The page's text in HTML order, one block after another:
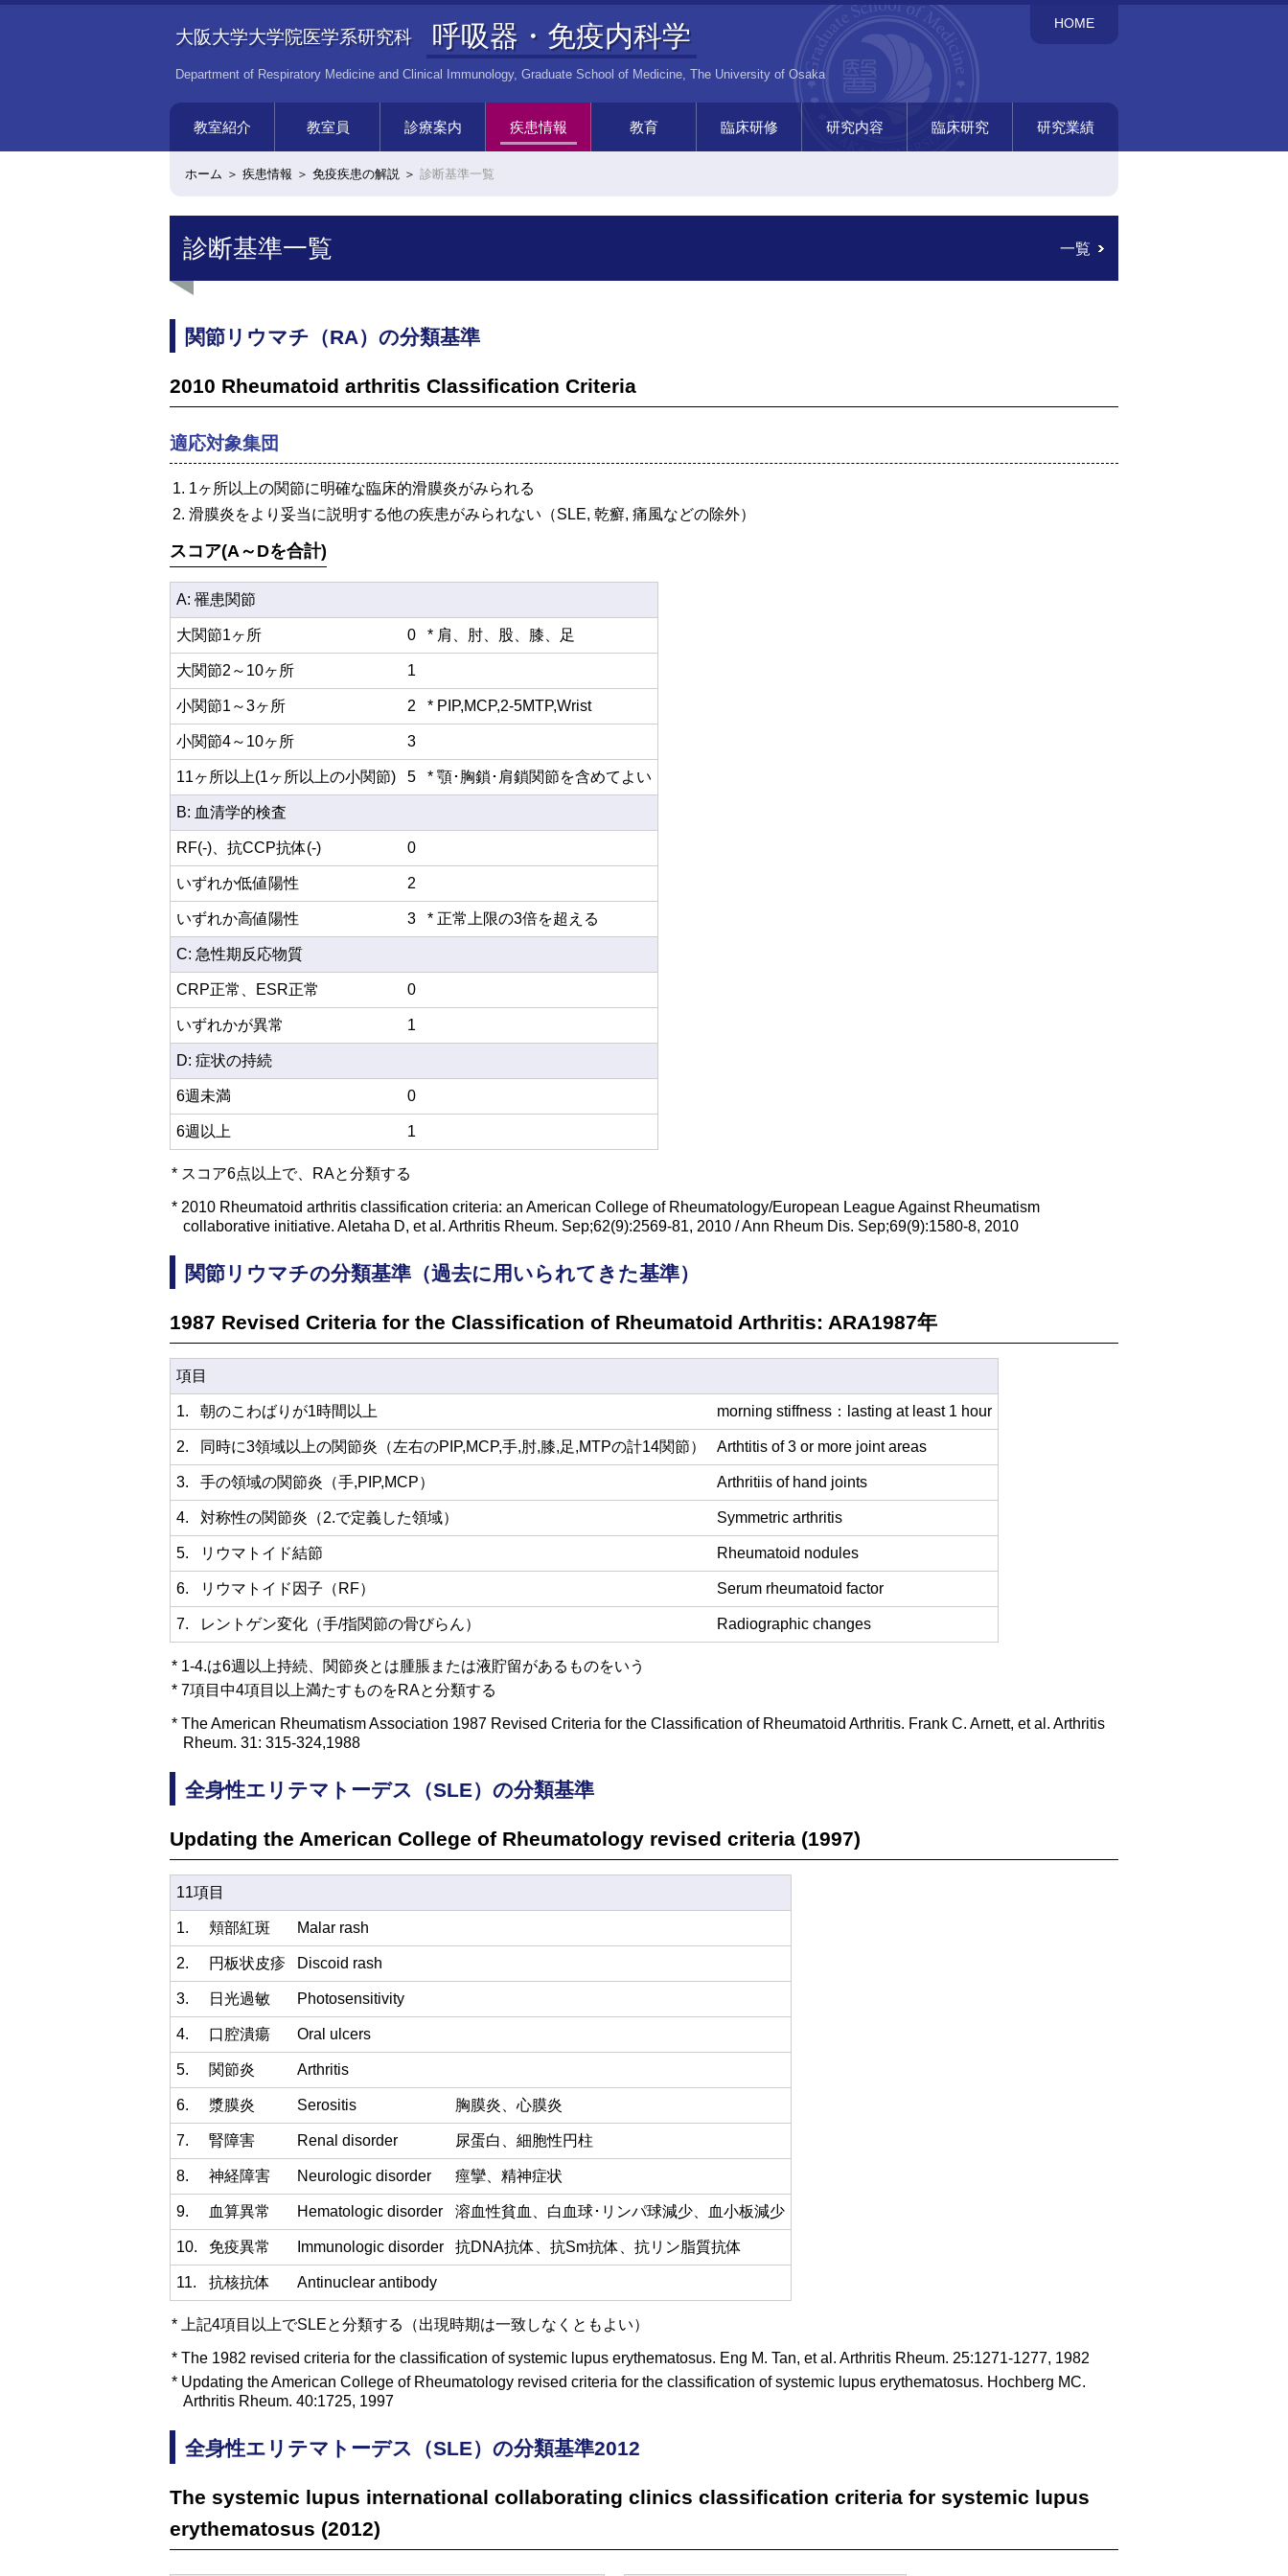
大阪大学大学院医学系研究科 呼吸器・免疫内科学
Department of Respiratory Medicine and Clinical Immunology, Graduate School of Medicine, The University of Osaka
HOME
教室紹介
教授挨拶
教室連絡先・沿革
歴代教授
関連 共同研究講座・寄附
教室関連病院
同窓会
教室員
呼吸器内科
免疫内科
診療案内
呼吸器内科
免疫内科
癌免疫研究室
疾患情報 教育 臨床研修 研究内容 臨床研究 研究業績
ホーム 疾患情報 免疫疾患の解説 診断基準一覧
診断基準一覧 一覧
関節リウマチ（RA）の分類基準
2010 Rheumatoid arthritis Classification Criteria
適応対象集団
1ヶ所以上の関節に明確な臨床的滑膜炎がみられる
滑膜炎をより妥当に説明する他の疾患がみられない（SLE, 乾癬, 痛風などの除外）
スコア(A～Dを合計)
A: 罹患関節
大関節1ヶ所 0 * 肩、肘、股、膝、足
大関節2～10ヶ所 1
小関節1～3ヶ所 2 * PIP,MCP,2-5MTP,Wrist
小関節4～10ヶ所 3
11ヶ所以上(1ヶ所以上の小関節) 5 * 顎･胸鎖･肩鎖関節を含めてよい
B: 血清学的検査
RF(-)、抗CCP抗体(-) 0
いずれか低値陽性 2
いずれか高値陽性 3 * 正常上限の3倍を超える
C: 急性期反応物質
CRP正常、ESR正常 0
いずれかが異常 1
D: 症状の持続
6週未満 0
6週以上 1
* スコア6点以上で、RAと分類する
* 2010 Rheumatoid arthritis classification criteria: an American College of Rheumatology/European League Against Rheumatism
collaborative initiative. Aletaha D, et al. Arthritis Rheum. Sep;62(9):2569-81, 2010 / Ann Rheum Dis. Sep;69(9):1580-8, 2010
関節リウマチの分類基準（過去に用いられてきた基準）
1987 Revised Criteria for the Classification of Rheumatoid Arthritis: ARA1987年
項目
1. 朝のこわばりが1時間以上 morning stiffness：lasting at least 1 hour
2. 同時に3領域以上の関節炎（左右のPIP,MCP,手,肘,膝,足,MTPの計14関節） Arthtitis of 3 or more joint areas
3. 手の領域の関節炎（手,PIP,MCP） Arthritiis of hand joints
4. 対称性の関節炎（2.で定義した領域） Symmetric arthritis
5. リウマトイド結節 Rheumatoid nodules
6. リウマトイド因子（RF） Serum rheumatoid factor
7. レントゲン変化（手/指関節の骨びらん） Radiographic changes
* 1-4.は6週以上持続、関節炎とは腫脹または液貯留があるものをいう
* 7項目中4項目以上満たすものをRAと分類する
* The American Rheumatism Association 1987 Revised Criteria for the Classification of Rheumatoid Arthritis. Frank C. Arnett, et al. Arthritis
Rheum. 31: 315-324,1988
全身性エリテマトーデス（SLE）の分類基準
Updating the American College of Rheumatology revised criteria (1997)
11項目
1. 頬部紅斑 Malar rash
2. 円板状皮疹 Discoid rash
3. 日光過敏 Photosensitivity
4. 口腔潰瘍 Oral ulcers
5. 関節炎 Arthritis
6. 漿膜炎 Serositis 胸膜炎、心膜炎
7. 腎障害 Renal disorder 尿蛋白、細胞性円柱
8. 神経障害 Neurologic disorder 痙攣、精神症状
9. 血算異常 Hematologic disorder 溶血性貧血、白血球･リンパ球減少、血小板減少
10. 免疫異常 Immunologic disorder 抗DNA抗体、抗Sm抗体、抗リン脂質抗体
11. 抗核抗体 Antinuclear antibody
* 上記4項目以上でSLEと分類する（出現時期は一致しなくともよい）
* The 1982 revised criteria for the classification of systemic lupus erythematosus. Eng M. Tan, et al. Arthritis Rheum. 25:1271-1277, 1982
* Updating the American College of Rheumatology revised criteria for the classification of systemic lupus erythematosus. Hochberg MC.
Arthritis Rheum. 40:1725, 1997
全身性エリテマトーデス（SLE）の分類基準2012
The systemic lupus international collaborating clinics classification criteria for systemic lupus
erythematosus (2012)